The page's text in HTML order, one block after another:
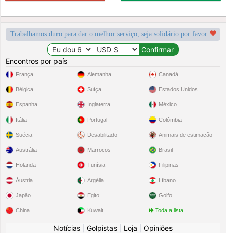
Trabalhamos duro para dar o melhor serviço, seja solidário por favor
Encontros por país
França
Bélgica
Espanha
Itália
Suécia
Alemanha
Suíça
Inglaterra
Portugal
Desabilitado
Canadá
Estados Unidos
México
Colômbia
Animais de estimação
Austrália
Holanda
Áustria
Japão
China
Marrocos
Tunísia
Argélia
Egito
Kuwait
Brasil
Filipinas
Líbano
Golfo
Toda a lista
Notícias Golpistas Loja
Opiniões